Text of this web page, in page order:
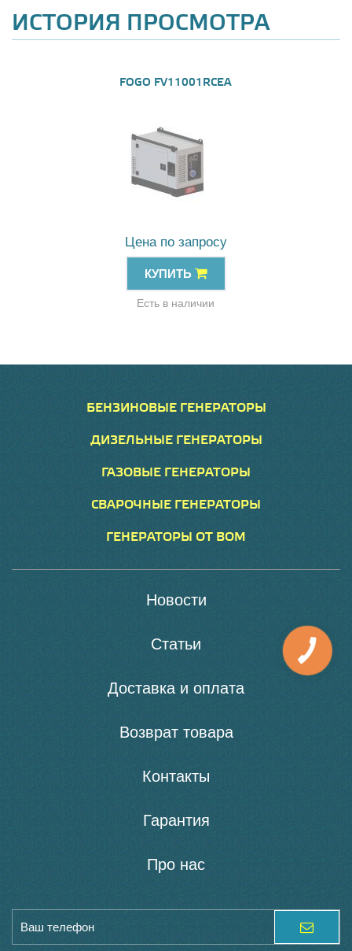
ИСТОРИЯ ПРОСМОТРА
FOGO FV11001RCEA
Цена по запросу
КУПИТЬ
Есть в наличии
БЕНЗИНОВЫЕ ГЕНЕРАТОРЫ
ДИЗЕЛЬНЫЕ ГЕНЕРАТОРЫ
ГАЗОВЫЕ ГЕНЕРАТОРЫ
СВАРОЧНЫЕ ГЕНЕРАТОРЫ
ГЕНЕРАТОРЫ ОТ ВОМ
Новости
Статьи
Доставка и оплата
Возврат товара
Контакты
Гарантия
Про нас